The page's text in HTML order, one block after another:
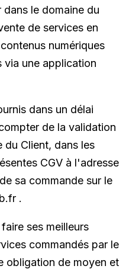
le domaine du
de services en
numériques
via une application
dans un délai
de la validation
du Client, dans les
CGV à l'adresse
sa commande sur le
.
ses meilleurs
commandés par le
obligation de moyen et